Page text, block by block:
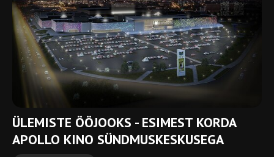
ÜLEMISTE ÖÖJOOKS - ESIMEST KORDA
APOLLO KINO SÜNDMUSKESKUSEGA